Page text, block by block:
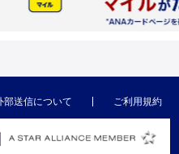
部送信について ご利用規約